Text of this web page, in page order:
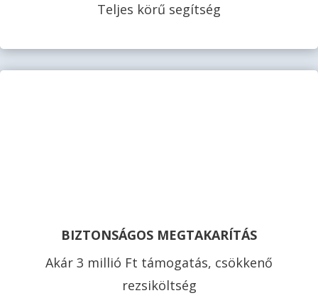
Teljes körű segítség
BIZTONSÁGOS MEGTAKARÍTÁS
Akár 3 millió Ft támogatás, csökkenő
rezsiköltség